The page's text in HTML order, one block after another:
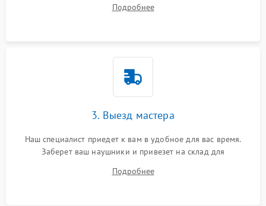
Подробнее
3. Выезд мастера
Наш специалист приедет к вам в удобное для вас время.
Заберет ваш наушники и привезет на склад для
Подробнее